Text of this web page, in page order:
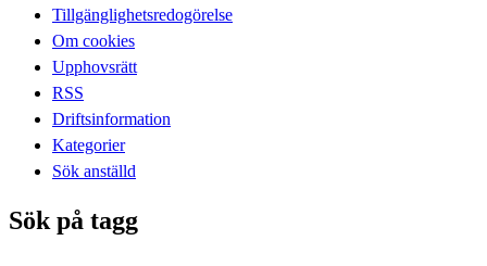
Tillgänglighetsredogörelse
Om cookies
Upphovsrätt
RSS
Driftsinformation
Kategorier
Sök anställd
Sök på tagg